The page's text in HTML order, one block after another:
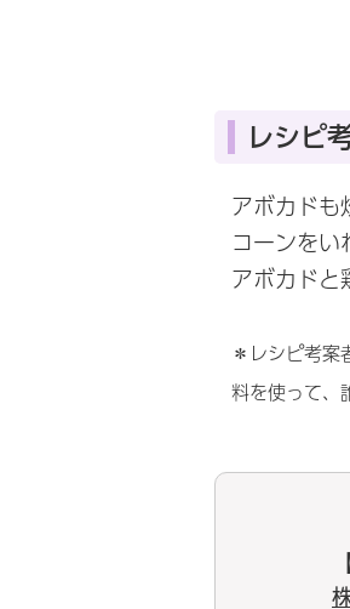
レシピ
アボカドも
コーンをい
アボカドと
＊レシピ考案
料を使って、